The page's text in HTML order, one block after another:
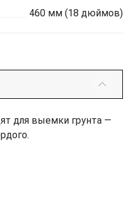
460 мм (18 дюймов)
для выемки грунта —